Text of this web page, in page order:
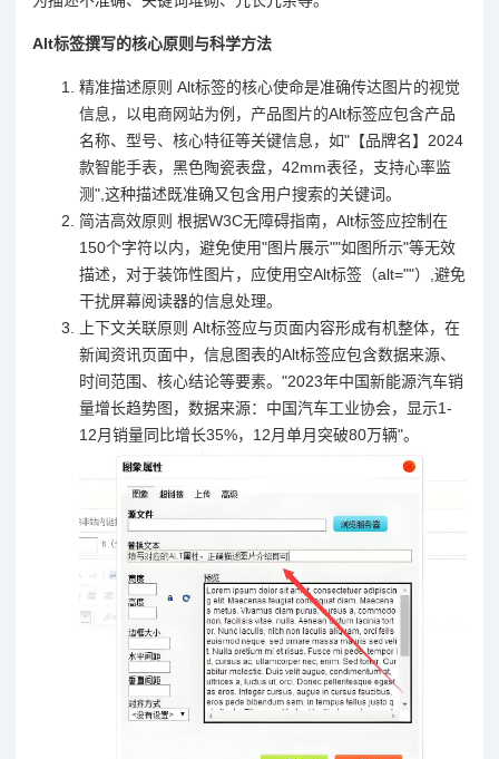
Alt标签撰写的核心原则与科学方法
精准描述原则 Alt标签的核心使命是准确传达图片的视觉
信息，以电商网站为例，产品图片的Alt标签应包含产品
名称、型号、核心特征等关键信息，如"【品牌名】2024
款智能手表，黑色陶瓷表盘，42mm表径，支持心率监
测",这种描述既准确又包含用户搜索的关键词。
简洁高效原则 根据W3C无障碍指南，Alt标签应控制在
150个字符以内，避免使用"图片展示""如图所示"等无效
描述，对于装饰性图片，应使用空Alt标签（alt=""）,避免
干扰屏幕阅读器的信息处理。
上下文关联原则 Alt标签应与页面内容形成有机整体，在
新闻资讯页面中，信息图表的Alt标签应包含数据来源、
时间范围、核心结论等要素。"2023年中国新能源汽车销
量增长趋势图，数据来源：中国汽车工业协会，显示1-
12月销量同比增长35%，12月单月突破80万辆"。